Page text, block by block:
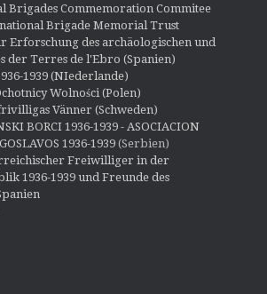
Brigades Commemoration Commitee
Brigade Memorial Trust
Erforschung des archäologischen und
der Terres de l'Ebro (Spanien)
1939 (NIederlande)
Wolności (Polen)
Vänner (Schweden)
BORCI 1936-1939 - ASOCIACION
1936-1939 (Serbien)
Freiwilliger in der
1936-1939 und Freunde des